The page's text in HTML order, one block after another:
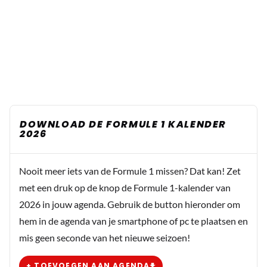
DOWNLOAD DE FORMULE 1 KALENDER
2026
Nooit meer iets van de Formule 1 missen? Dat kan! Zet
met een druk op de knop de Formule 1-kalender van
2026 in jouw agenda. Gebruik de button hieronder om
hem in de agenda van je smartphone of pc te plaatsen en
mis geen seconde van het nieuwe seizoen!